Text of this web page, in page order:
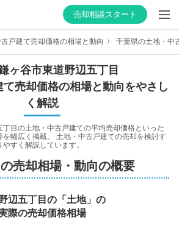
売却相談スタート
戸建て売却価格の相場と動向 千葉県の土地・中
ヶ谷市東道野辺五丁目
売却価格の相場と動向をやさし
く解説
丁目 の土地・中古戸建ての平均売却価格といった
幅広く掲載。 土地・中古戸建ての売却を検討す
すく解説しています。
の売却相場・動向の概要
辺五丁目 の「土地」の
際の売却価格相場